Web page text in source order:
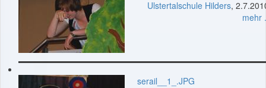
Ulstertalschule Hilders,
mehr
serail__1_.JPG